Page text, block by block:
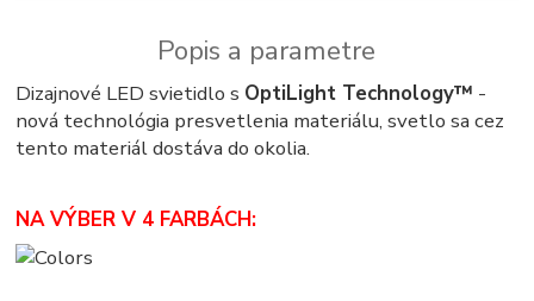
Popis a parametre
Dizajnové LED svietidlo s OptiLight Technology™ -
nová technológia presvetlenia materiálu, svetlo sa cez
tento materiál dostáva do okolia.
NA VÝBER V 4 FARBÁCH: